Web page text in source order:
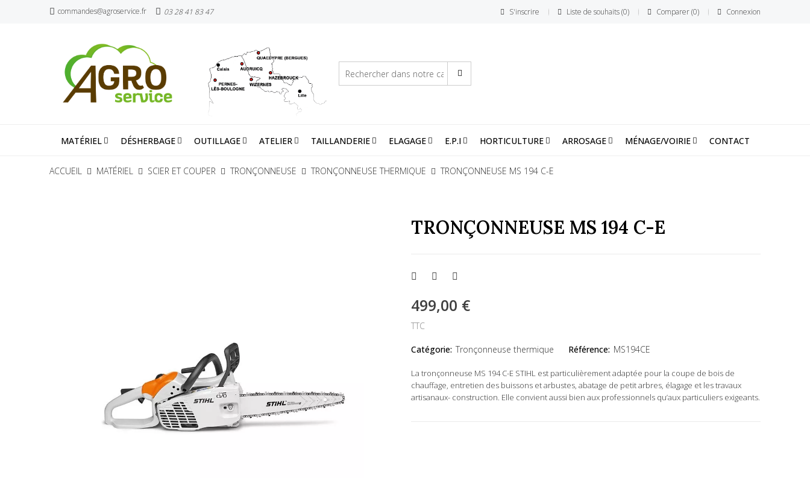
commandes@agroservice.fr 03 28 41 83 47 S'inscrire Liste de souhaits 0 Comparer 0 Connexion
MATÉRIEL DÉSHERBAGE OUTILLAGE ATELIER TAILLANDERIE ELAGAGE E.P.I HORTICULTURE ARROSAGE MÉNAGE/VOIRIE CONTACT
ACCUEIL MATÉRIEL SCIER ET COUPER TRONÇONNEUSE TRONÇONNEUSE THERMIQUE TRONÇONNEUSE MS 194 C-E
TRONÇONNEUSE MS 194 C-E
499,00 €
TTC
Catégorie: Tronçonneuse thermique Référence: MS194CE
La tronçonneuse MS 194 C-E STIHL est particulièrement adaptée pour la coupe de bois de
chauffage, entretien des buissons et arbustes, abatage de petit arbres, élagage et les travaux
artisanaux- construction. Elle convient aussi bien aux professionnels qu’aux particuliers exigeants.